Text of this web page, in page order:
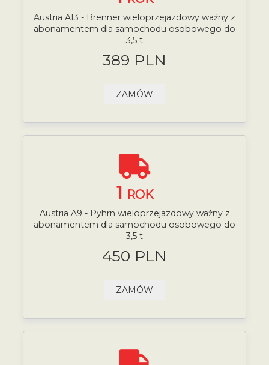
Austria A13 - Brenner wieloprzejazdowy ważny z
abonamentem dla samochodu osobowego do
3,5 t
389 PLN
ZAMÓW
1 ROK
Austria A9 - Pyhrn wieloprzejazdowy ważny z
abonamentem dla samochodu osobowego do
3,5 t
450 PLN
ZAMÓW